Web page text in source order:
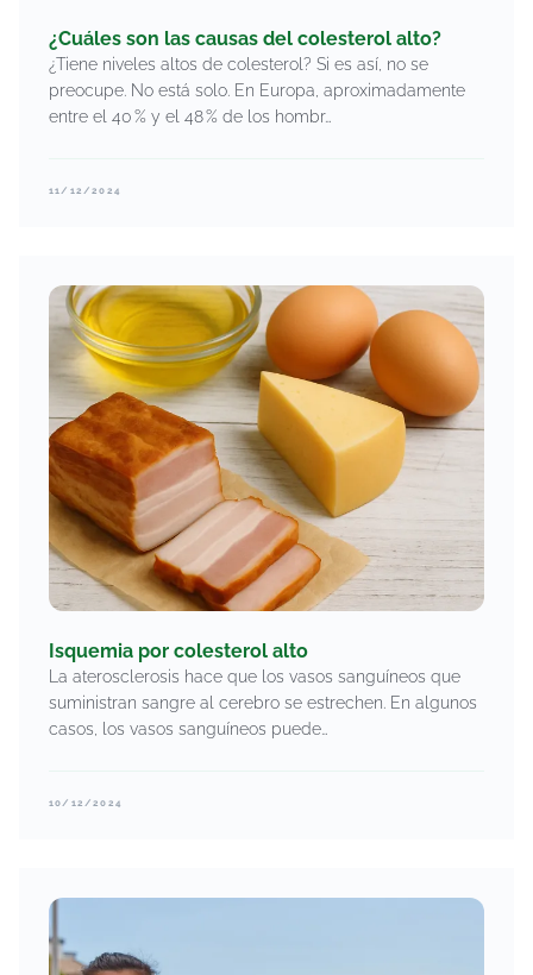
¿Cuáles son las causas del colesterol alto?
¿Tiene niveles altos de colesterol? Si es así, no se
preocupe. No está solo. En Europa, aproximadamente
entre el 40 % y el 48 % de los hombr…
11/12/2024
Isquemia por colesterol alto
La aterosclerosis hace que los vasos sanguíneos que
suministran sangre al cerebro se estrechen. En algunos
casos, los vasos sanguíneos puede…
10/12/2024